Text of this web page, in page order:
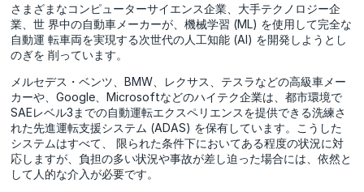
さまざまなコンピューターサイエンス企業、大手テクノロジー企
業、世 界中の自動車メーカーが、機械学習 (ML) を使用して完全な
自動運 転車両を実現する次世代の人工知能 (AI) を開発しようとし
のぎを 削っています。
メルセデス・ベンツ、BMW、レクサス、テスラなどの高級車メー
カーや、Google、Microsoftなどのハイテク企業は、都市環境で
SAEレベル3までの自動運転エクスペリエンスを提供できる洗練さ
れた先進運転支援システム (ADAS) を保有しています。こうした
システムはすべて、 限られた条件下においてある程度の状況に対
応しますが、負担の多い状況や事故が差し迫った場合には、依然と
して人的な介入が必要です。